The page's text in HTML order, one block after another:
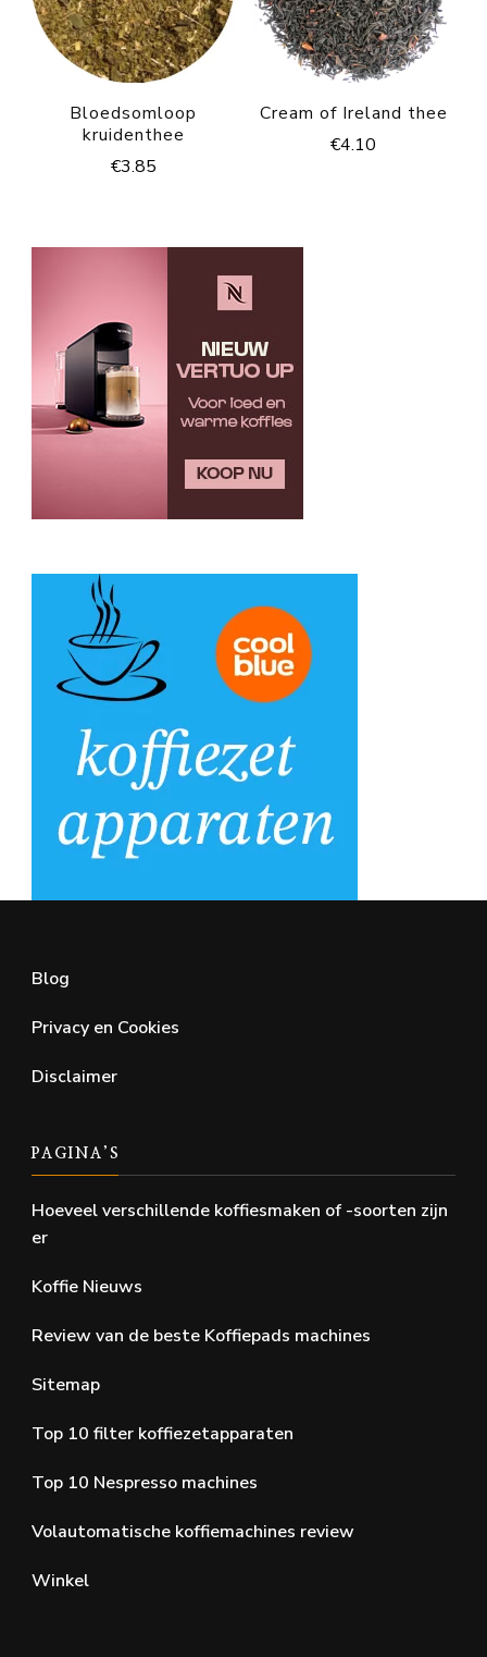
Bloedsomloop
kruidenthee
€3.85
Cream of Ireland thee
€4.10
Blog
Privacy en Cookies
Disclaimer
PAGINA’S
Hoeveel verschillende koffiesmaken of -soorten zijn
er
Koffie Nieuws
Review van de beste Koffiepads machines
Sitemap
Top 10 filter koffiezetapparaten
Top 10 Nespresso machines
Volautomatische koffiemachines review
Winkel